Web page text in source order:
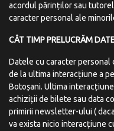
acordul părinților sau
caracter personal ale
CÂT TIMPPRELUCRĂM
Datele cu caracter personal
de la ultima interacțiune a
Botoșani. Ultima
achiziții de bilete sau data
primirii newsletter-ului (
va exista nicio interacțiune